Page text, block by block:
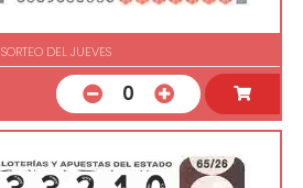
SORTEO DEL JUEVES
0